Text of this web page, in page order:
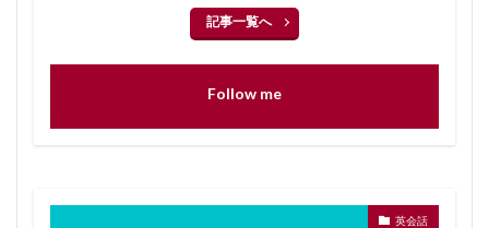
記事一覧へ
Follow me
英会話